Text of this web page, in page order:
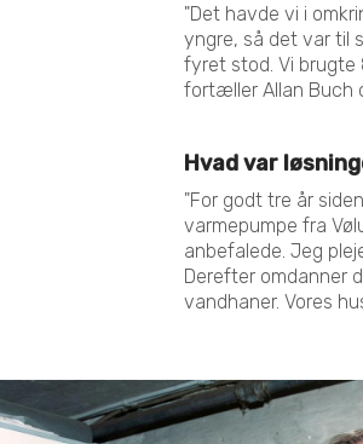
"Det havde vi i
yngre, så det var
fyret stod. Vi brugte
fortæller Allan
Hvad var
"For godt tre år
varmepumpe fra
anbefalede. Jeg
Derefter omdanner
vandhaner. Vores